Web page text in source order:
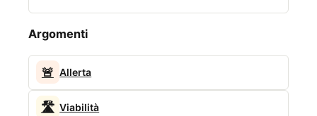
Argomenti
🚨 Allerta
🛣️ Viabilità